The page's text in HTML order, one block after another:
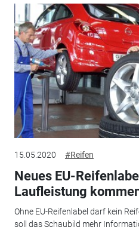
15.05.2020 #Reifen
Neues EU-
Laufleistung
Ohne EU-Reifenlabel darf kein
soll das Schaubild mehr